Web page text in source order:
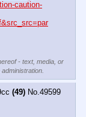
caution-
- text, media, or
(49) No.49599